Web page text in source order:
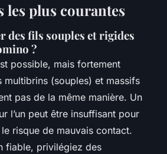
les plus courantes
des fils souples et rigides
?
possible, mais fortement
multibrins (souples) et massifs
pas de la même manière. Un
l’un peut être insuffisant pour
le risque de mauvais contact.
fiable, privilégiez des